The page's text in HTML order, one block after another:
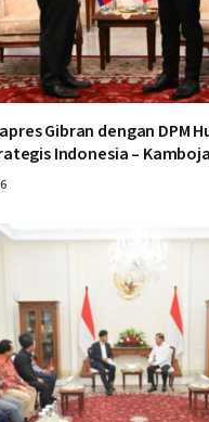
Gibran dengan DPM
Indonesia – Kamboja